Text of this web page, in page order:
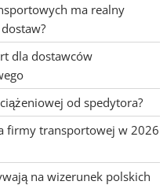
ma realny
dostaw?
dla dostawców
od spedytora?
firmy transportowej w 2026
na wizerunek polskich